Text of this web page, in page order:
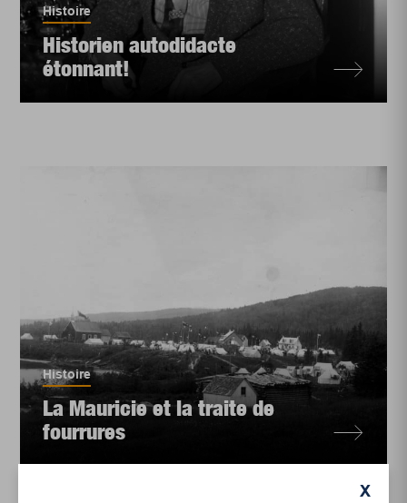
Histoire
Historien autodidacte
étonnant!
Histoire
La Mauricie et la traite de
fourrures
X